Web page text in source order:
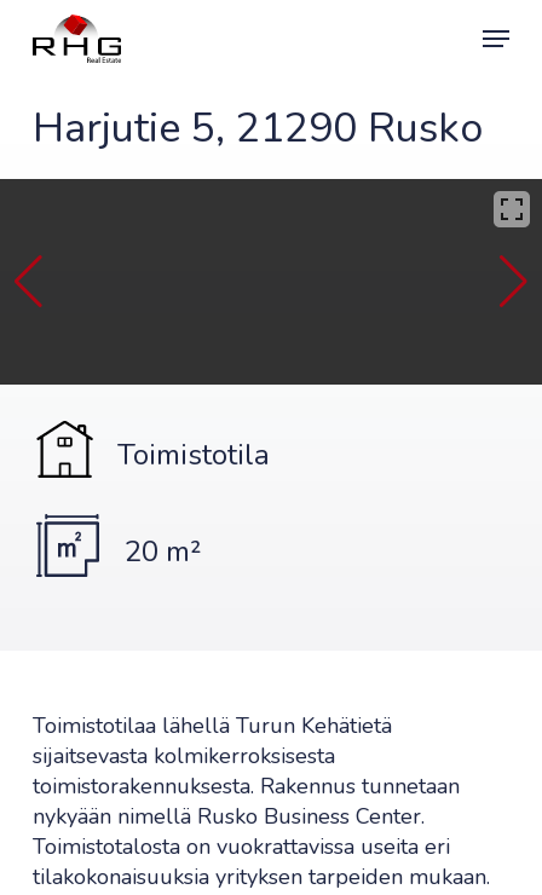
Menu
Harjutie 5, 21290 Rusko
Toimistotila
20 m²
Toimistotilaa lähellä Turun Kehätietä
sijaitsevasta kolmikerroksisesta
toimistorakennuksesta. Rakennus tunnetaan
nykyään nimellä Rusko Business Center.
Toimistotalosta on vuokrattavissa useita eri
tilakokonaisuuksia yrityksen tarpeiden mukaan.